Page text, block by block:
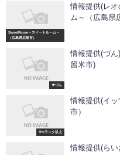
SweetRoom～スイートルーム～
（広島県広島市）
情報提供(レ
ム～（広島県
★づん
情報提供(づ
留米市)
※Sランク以上
情報提供(イ
市）
情報提供(ら